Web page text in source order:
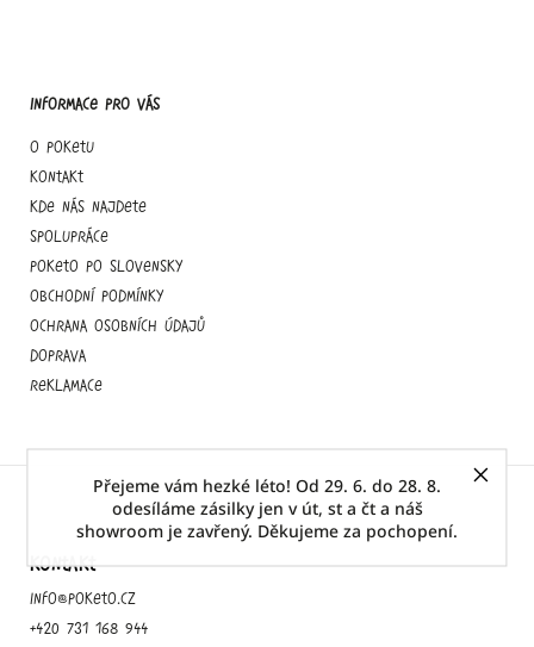
Přejeme vám hezké léto! Od 29. 6. do 28. 8.
odesíláme zásilky jen v út, st a čt a náš
showroom je zavřený. Děkujeme za pochopení.
Informace pro vás
O Poketu
Kontakt
Kde nás najdete
Spolupráce
Poketo po slovensky
Obchodní podmínky
Ochrana osobních údajů
Doprava
Reklamace
KONTAKT
info@poketo.cz
+420 731 168 944